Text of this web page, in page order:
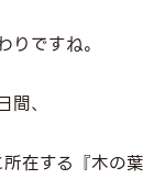
りですね。
、
在する『木の葉